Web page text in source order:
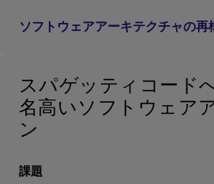
ソフトウェアアーキテクチャの
スパゲッティコード
名高いソフトウェア
ン
課題